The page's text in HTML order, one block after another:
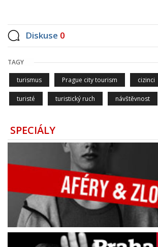
Diskuse 0
TAGY
turismus Prague city tourism cizinci
turisté turistický ruch návštěvnost
SPECIÁLY